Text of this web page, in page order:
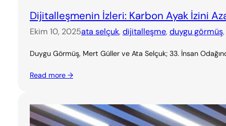
Dijitalleşmenin İzleri: Karbon Ayak İzini
Ekim 10, 2025ata selçuk, dijitalleşme, duygu görmüş,
Duygu Görmüş, Mert Güller ve Ata Selçuk; 33. İnsan
Read more →